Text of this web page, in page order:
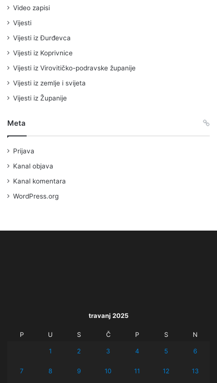
Video zapisi
Vijesti
Vijesti iz Đurđevca
Vijesti iz Koprivnice
Vijesti iz Virovitičko-podravske županije
Vijesti iz zemlje i svijeta
Vijesti iz Županije
Meta
Prijava
Kanal objava
Kanal komentara
WordPress.org
travanj 2025
P U S Č P S N
1 2 3 4 5 6
7 8 9 10 11 12 13